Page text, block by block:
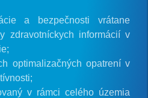
a bezpečnosti vrátane
zdravotníckych informácií v
optimalizačných opatrení v
v rámci celého územia